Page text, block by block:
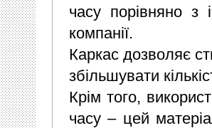
часу порівняно з
компанії.
Каркас дозволяє
збільшувати
Крім того,
часу – цей